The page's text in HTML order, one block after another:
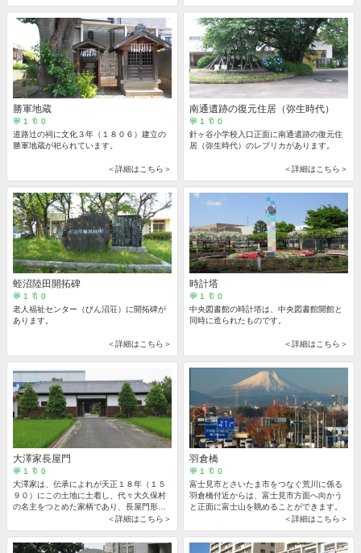
勝軍地蔵
💬 1 🔖 0
道路辻の祠に文化３年（１８０６）建立の
勝軍地蔵が祀られています。
＜詳細はこちら＞
南通遺跡の復元住居（弥生時代）
💬 1 🔖 0
針ヶ谷小学校入口正面に南通遺跡の復元住
居（弥生時代）のレプリカがあります。
＜詳細はこちら＞
蛭沼陸田開拓碑
💬 1 🔖 0
老人福祉センター（びん沼荘）に開拓碑が
あります。
＜詳細はこちら＞
時計塔
💬 1 🔖 0
中央図書館の時計塔は、中央図書館開館と
同時に造られたものです。
＜詳細はこちら＞
大澤家長屋門
💬 1 🔖 0
大澤家は、伝承によれが天正１８年（１５
９０）にこの土地に土着し、代々大久保村
の名主をつとめた家柄であり、長屋門形式
の表門はその象徴ともいえる建物です。
＜詳細はこちら＞
羽倉橋
💬 1 🔖 0
富士見市とさいたま市をつなぐ荒川に係る
羽倉橋付近からは、富士見市方面へ向かう
と正面に富士山を眺めることができます。
＜詳細はこちら＞